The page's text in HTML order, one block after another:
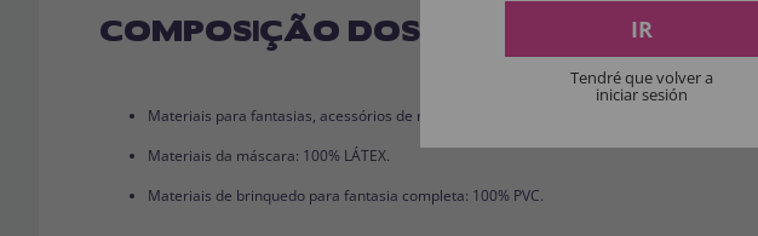
COMPOSIÇÃO DOS NOSSOS PRODUTOS:
Materiais para fantasias, acessórios de roupas e perucas: 100% POLIÉSTER.
Materiais da máscara: 100% LÁTEX.
Materiais de brinquedo para fantasia completa: 100% PVC.
IR
Tendré que volver a
iniciar sesión